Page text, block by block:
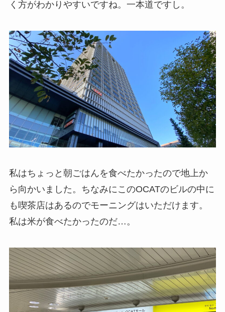
く方がわかりやすいですね。一本道ですし。
私はちょっと朝ごはんを食べたかったので地上か
ら向かいました。ちなみにこのOCATのビルの中に
も喫茶店はあるのでモーニングはいただけます。
私は米が食べたかったのだ…。